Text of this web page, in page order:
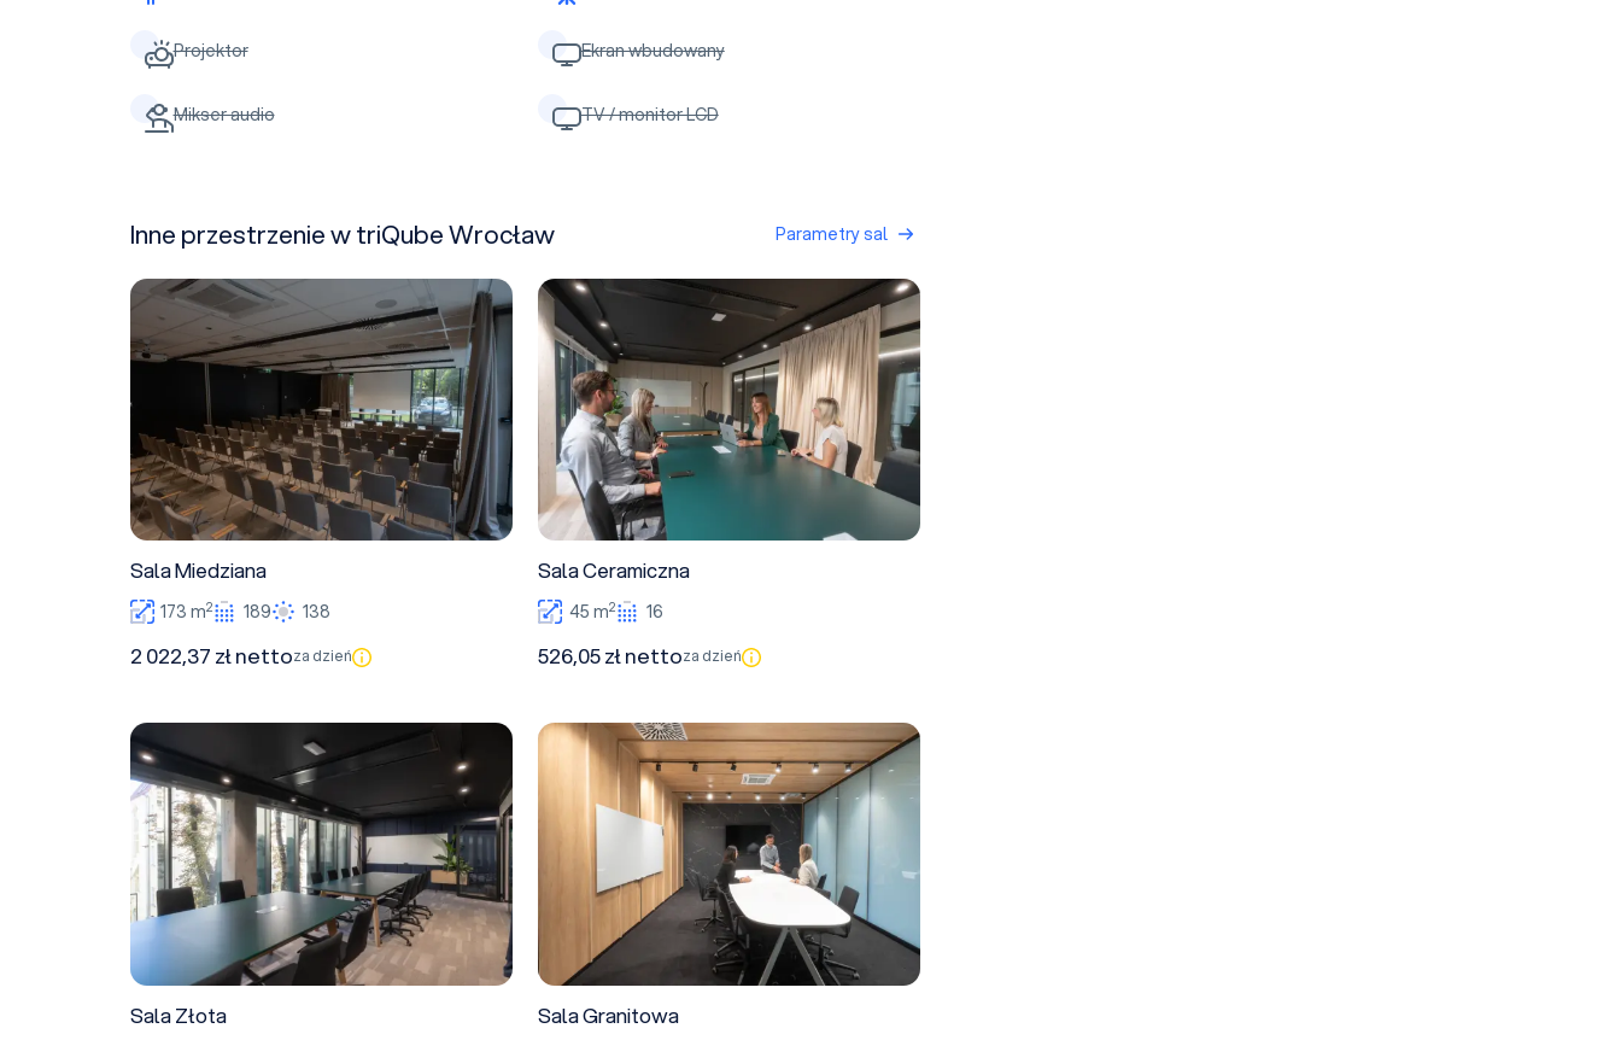
Projektor Ekran wbudowany
Mikser audio TV / monitor LCD
Inne przestrzenie w triQube Wrocław Parametry sal
Sala Miedziana
Sala Miedziana
173 m2 189 138
2 022,37 zł nettoza dzień
Sala Ceramiczna
Sala Ceramiczna
45 m2 16
526,05 zł nettoza dzień
Sala Złota
Sala Granitowa
Sala Granitowa